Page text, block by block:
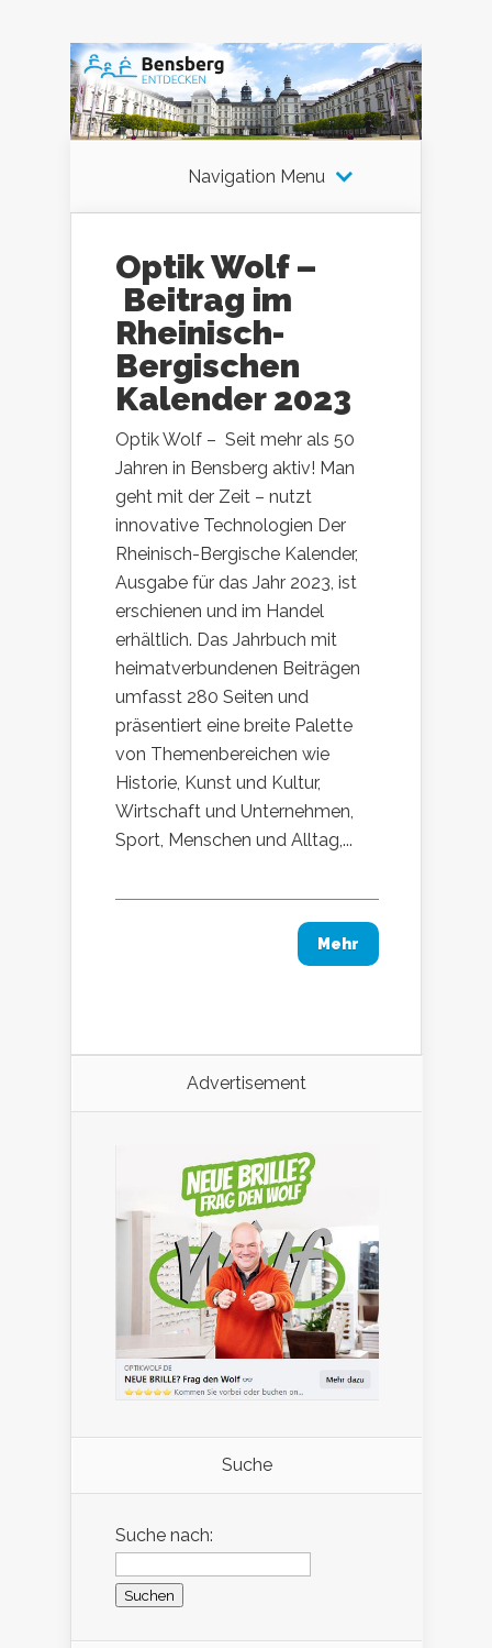
Navigation Menu
Optik Wolf –
Beitrag im
Rheinisch-
Bergischen
Kalender 2023
Optik Wolf – Seit mehr als 50
Jahren in Bensberg aktiv! Man
geht mit der Zeit – nutzt
innovative Technologien Der
Rheinisch-Bergische Kalender,
Ausgabe für das Jahr 2023, ist
erschienen und im Handel
erhältlich. Das Jahrbuch mit
heimatverbundenen Beiträgen
umfasst 280 Seiten und
präsentiert eine breite Palette
von Themenbereichen wie
Historie, Kunst und Kultur,
Wirtschaft und Unternehmen,
Sport, Menschen und Alltag,...
Mehr
Advertisement
Suche
Suche nach: